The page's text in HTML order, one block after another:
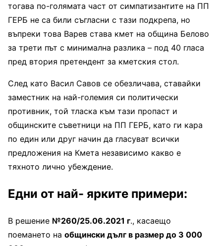
тогава по-голямата част от симпатизантите на ПП
ГЕРБ не са били съгласни с тази подкрепа, но
въпреки това Варев става кмет на община Белово
за трети път с минимална разлика – под 40 гласа
пред втория претендент за кметския стол.
След като Васил Савов се обезличава, ставайки
заместник на най-големия си политически
противник, той тласка към тази пропаст и
общинските съветници на ПП ГЕРБ, като ги кара
по един или друг начин да гласуват всички
предложения на Кмета независимо какво е
тяхното лично убеждение.
Едни от най- ярките примери:
В решение №260/25.06.2021 г., касаещо
поемането на общински дълг в размер до 3 000